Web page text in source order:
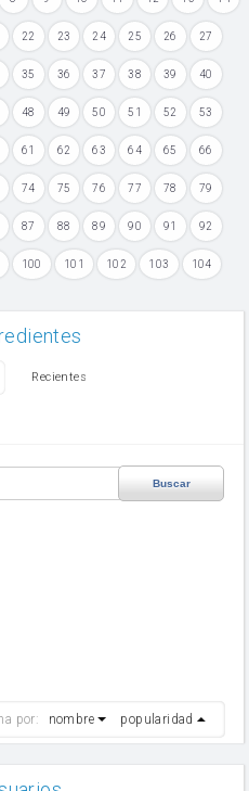
22 23 24 25 26 27
35 36 37 38 39 40
48 49 50 51 52 53
61 62 63 64 65 66
74 75 76 77 78 79
87 88 89 90 91 92
100 101 102 103 104
Recientes
Buscar
por: nombre popularidad